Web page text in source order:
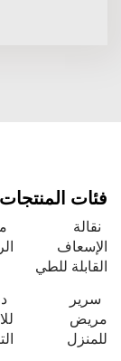
فئات
نقالة
الإسعاف
القابلة للطي
سرير
مريض
للمنزل